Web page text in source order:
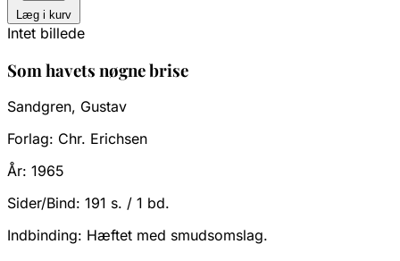
Læg i kurv
Intet billede
Som havets nøgne brise
Sandgren, Gustav
Forlag: Chr. Erichsen
År: 1965
Sider/Bind: 191 s. / 1 bd.
Indbinding: Hæftet med smudsomslag.